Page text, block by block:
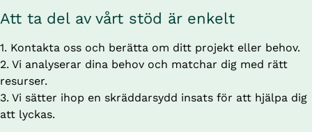
Att ta del av vårt stöd är enkelt
1️. Kontakta oss och berätta om ditt projekt eller behov.
2️. Vi analyserar dina behov och matchar dig med rätt
resurser.
3️. Vi sätter ihop en skräddarsydd insats för att hjälpa dig
att lyckas.